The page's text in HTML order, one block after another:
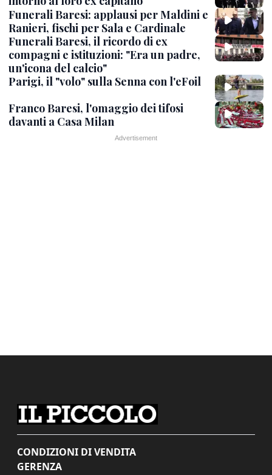
Funerali Baresi: applausi per Maldini e
Ranieri, fischi per Sala e Cardinale
Funerali Baresi, il ricordo di ex
compagni e istituzioni: "Era un padre,
un'icona del calcio"
Parigi, il "volo" sulla Senna con l'eFoil
Franco Baresi, l'omaggio dei tifosi
davanti a Casa Milan
CONDIZIONI DI VENDITA
GERENZA